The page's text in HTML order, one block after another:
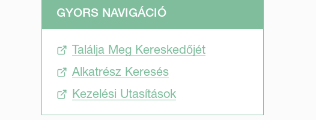
GYORS NAVIGÁCIÓ
Találja Meg Kereskedőjét
Alkatrész Keresés
Kezelési Utasítások